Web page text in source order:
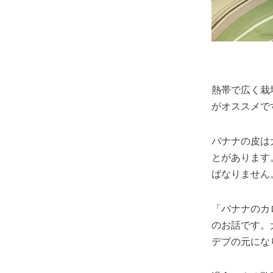
熱帯で広く栽
がオススメで
バナナの皮は
とがありま
ばなりません
「バナナの
のお話です。
デブの元にな